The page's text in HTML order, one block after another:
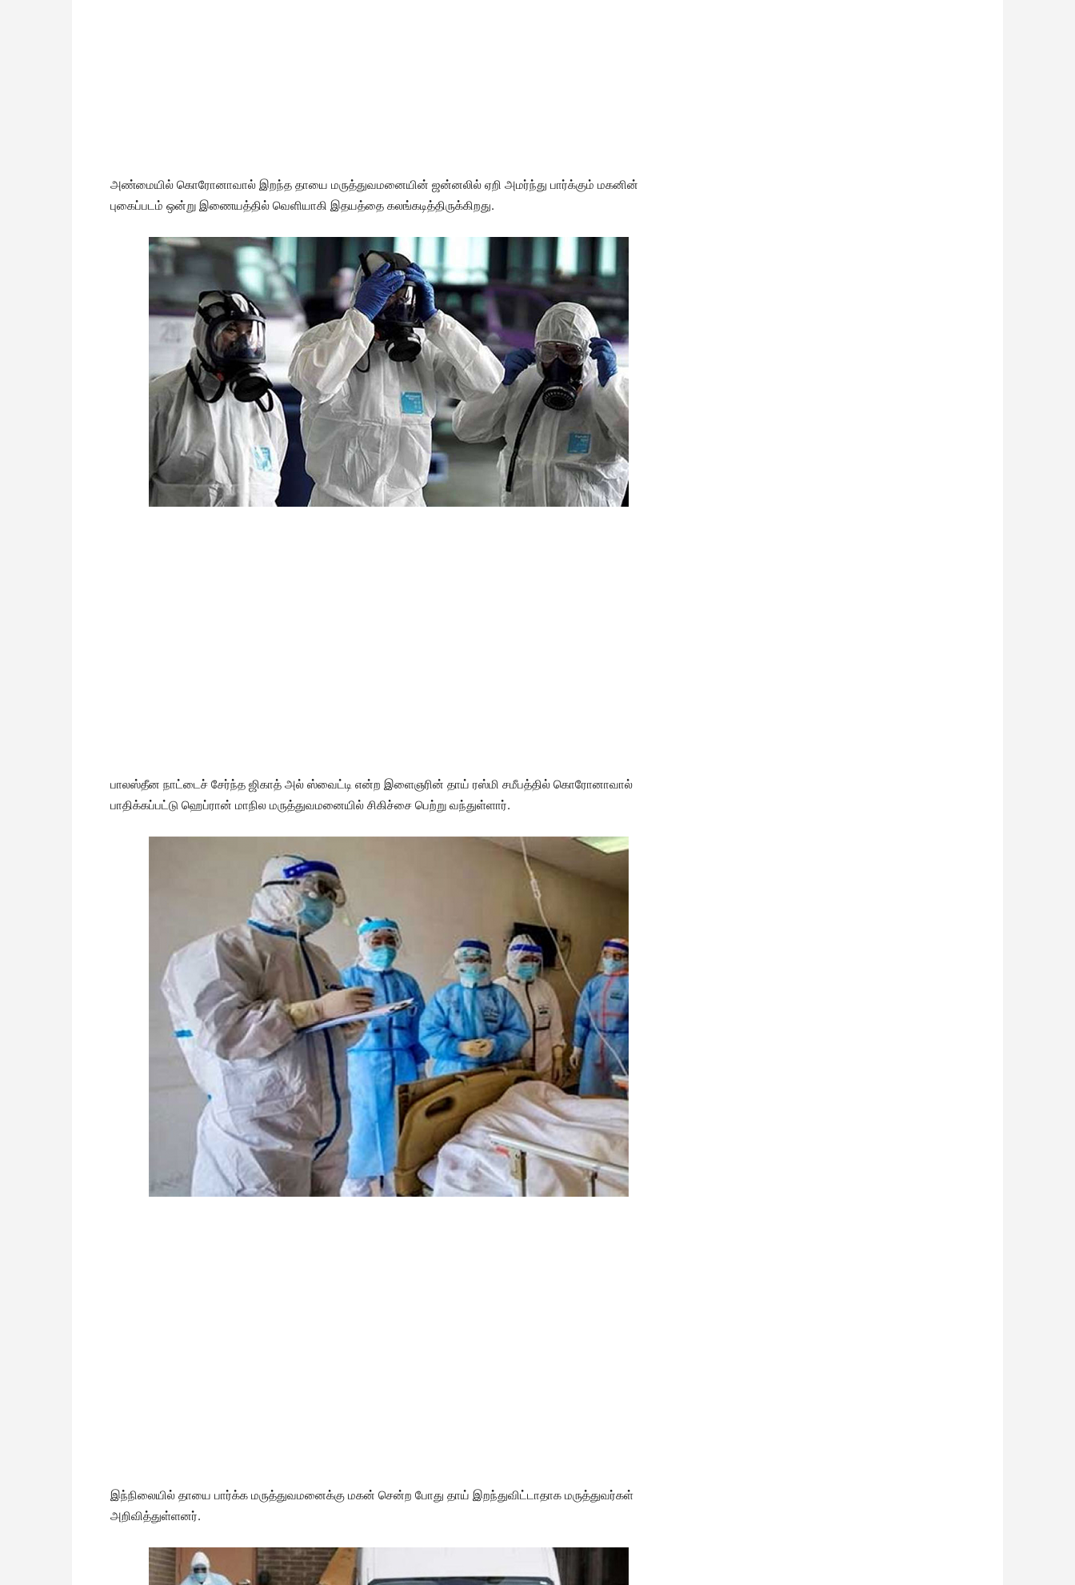
அண்மையில் கொரோனாவால் இறந்த தாயை மருத்துவமனையின் ஜன்னலில் ஏறி அமர்ந்து பார்க்கும் மகனின்
புகைப்படம் ஒன்று இணையத்தில் வெளியாகி இதயத்தை கலங்கடித்திருக்கிறது.
பாலஸ்தீன நாட்டைச் சேர்ந்த ஜிகாத் அல் ஸ்வைட்டி என்ற இளைஞரின் தாய் ரஸ்மி சமீபத்தில் கொரோனாவால்
பாதிக்கப்பட்டு ஹெப்ரான் மாநில மருத்துவமனையில் சிகிச்சை பெற்று வந்துள்ளார்.
இந்நிலையில் தாயை பார்க்க மருத்துவமனைக்கு மகன் சென்ற போது தாய் இறந்துவிட்டாதாக மருத்துவர்கள்
அறிவித்துள்ளனர்.